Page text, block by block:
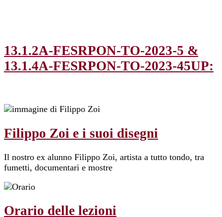
13.1.2A-FESRPON-TO-2023-5 &
13.1.4A-FESRPON-TO-2023-45UP:
Filippo Zoi e i suoi disegni
Il nostro ex alunno Filippo Zoi, artista a tutto tondo, tra
fumetti, documentari e mostre
Orario delle lezioni